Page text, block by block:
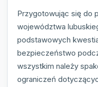
Przygotowując się do
województwa
podstawowych
bezpieczeństwo
wszystkim należy
ograniczeń